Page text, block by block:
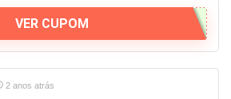
VER CUPOM
2 anos atrás